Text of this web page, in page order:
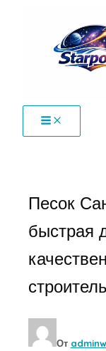
содержимому
Песок
быстрая
От